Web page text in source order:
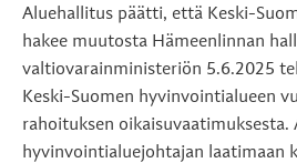
Aluehallitus päätti, että Keski-
hakee muutosta Hämeenlinnan
valtiovarainministeriön 5.6.2025
Keski-Suomen hyvinvointialueen
rahoituksen
hyvinvointialuejohtajan laatimaan